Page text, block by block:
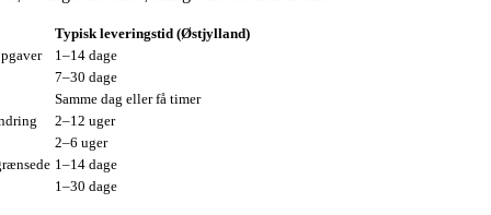
Typisk leveringstid (Østjylland)
1–14 dage
7–30 dage
Samme dag eller få timer
2–12 uger
2–6 uger
1–14 dage
1–30 dage